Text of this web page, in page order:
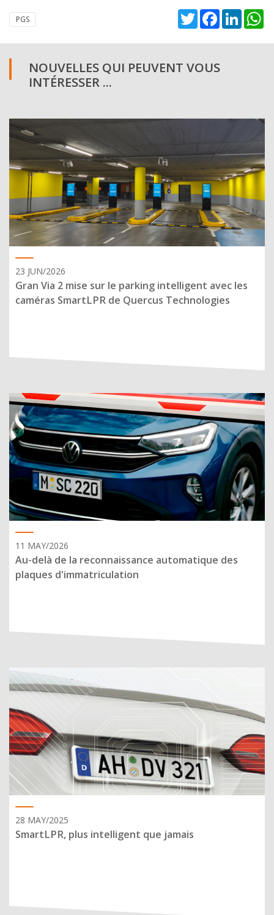
PGS TwitterFacebook
NOUVELLES QUI PEUVENT VOUS
INTÉRESSER ...
23 JUN/2026
Gran Via 2 mise sur le parking intelligent avec les
caméras SmartLPR de Quercus Technologies
11 MAY/2026
Au-delà de la reconnaissance automatique des
plaques d'immatriculation
28 MAY/2025
SmartLPR, plus intelligent que jamais